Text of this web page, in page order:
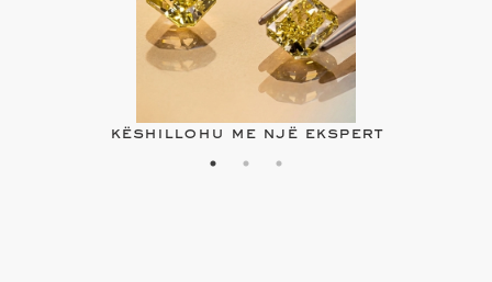
këshillohu me një ekspert